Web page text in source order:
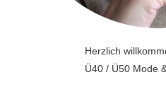
Herzlich
Ü40 / Ü50 Mode